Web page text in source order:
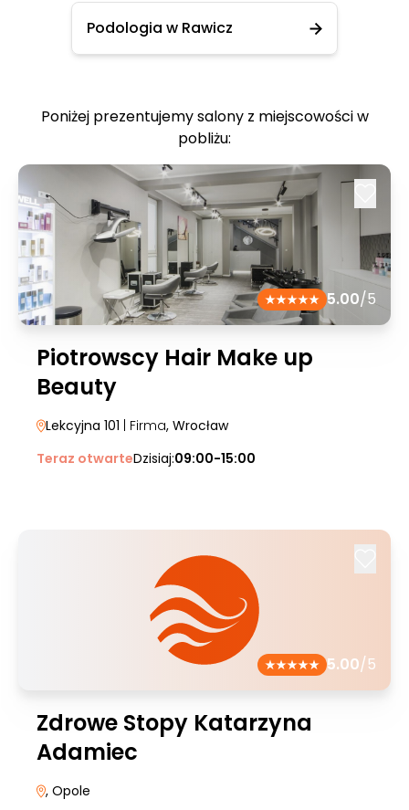
Podologia w Rawicz
Poniżej prezentujemy salony z miejscowości w
pobliżu:
5.00/5
Piotrowscy Hair Make up
Beauty
Lekcyjna 101 | Firma, Wrocław
Teraz otwarteDzisiaj:09:00-15:00
5.00/5
Zdrowe Stopy Katarzyna
Adamiec
, Opole